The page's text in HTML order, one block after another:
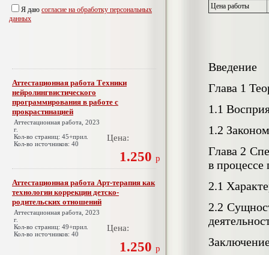
Я даю согласие на обработку персональных
данных
Аттестационная работа Техники
нейролингвистического
программирования в работе с
прокрастинацией
Аттестационная работа, 2023
г.
Кол-во страниц: 45+прил.
Кол-во источников: 40
Цена:
1.250 р
Аттестационная работа Арт-терапия как
технологии коррекции детско-
родительских отношений
Аттестационная работа, 2023
г.
Кол-во страниц: 49+прил.
Кол-во источников: 40
Цена:
1.250 р
Цена работы
Введение
Глава 1
1.1
1.2
Глава 2
в процессе
2.1
2.2